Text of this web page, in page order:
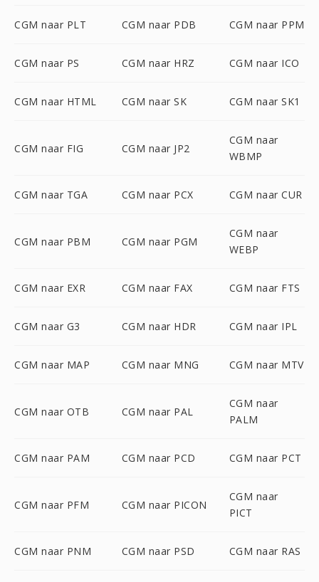
CGM naar PLT CGM naar PDB CGM naar PPM
CGM naar PS CGM naar HRZ CGM naar ICO
CGM naar HTML CGM naar SK CGM naar SK1
CGM naar FIG CGM naar JP2
CGM naar
WBMP
CGM naar TGA CGM naar PCX CGM naar CUR
CGM naar PBM CGM naar PGM
CGM naar
WEBP
CGM naar EXR CGM naar FAX CGM naar FTS
CGM naar G3 CGM naar HDR CGM naar IPL
CGM naar MAP CGM naar MNG CGM naar MTV
CGM naar OTB CGM naar PAL
CGM naar
PALM
CGM naar PAM CGM naar PCD CGM naar PCT
CGM naar PFM CGM naar PICON
CGM naar
PICT
CGM naar PNM CGM naar PSD CGM naar RAS